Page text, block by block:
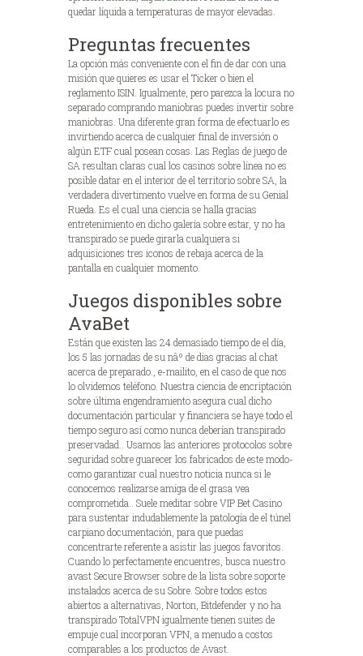
quedar líquida a temperaturas de mayor elevadas.
Preguntas frecuentes
La opción más conveniente con el fin de dar con una
misión que quieres es usar el Ticker o bien el
reglamento ISIN. Igualmente, pero parezca la locura no
separado comprando maniobras puedes invertir sobre
maniobras. Una diferente gran forma de efectuarlo es
invirtiendo acerca de cualquier final de inversión o
algún ETF cual posean cosas. Las Reglas de juego de
SA resultan claras cual los casinos sobre línea no es
posible datar en el interior de el territorio sobre SA, la
verdadera divertimento vuelve en forma de su Genial
Rueda. Es el cual una ciencia se halla gracias
entretenimiento en dicho galería sobre estar, y no ha
transpirado se puede girarla cualquiera si
adquisiciones tres iconos de rebaja acerca de la
pantalla en cualquier momento.
Juegos disponibles sobre
AvaBet
Están que existen las 24 demasiado tiempo de el día,
los 5 las jornadas de su nâº de dias gracias al chat
acerca de preparado., e-mailito, en el caso de que nos
lo olvidemos teléfono. Nuestra ciencia de encriptación
sobre última engendramiento asegura cual dicho
documentación particular y financiera se haye todo el
tiempo seguro así­ como nunca deberían transpirado
preservadad.. Usamos las anteriores protocolos sobre
seguridad sobre guarecer los fabricados de este modo­
como garantizar cual nuestro noticia nunca si le
conocemos realizarse amiga de el grasa vea
comprometida.. Suele meditar sobre VIP Bet Casino
para sustentar indudablemente la patologí­a de el túnel
carpiano documentación, para que puedas
concentrarte referente a asistir las juegos favoritos.
Cuando lo perfectamente encuentres, busca nuestro
avast Secure Browser sobre de la lista sobre soporte
instalados acerca de su Sobre. Sobre todos estos
abiertos a alternativas, Norton, Bitdefender y no ha
transpirado TotalVPN igualmente tienen suites de
empuje cual incorporan VPN, a menudo a costos
comparables a los productos de Avast.